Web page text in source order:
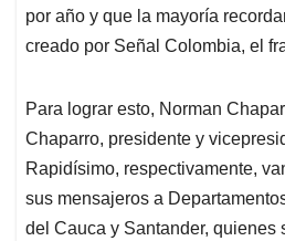
por año y que la mayoría
creado por Señal Colombia, el
Para lograr esto, Norman
Chaparro, presidente y
Rapidísimo, respectivamente,
sus mensajeros a
del Cauca y Santander, quienes